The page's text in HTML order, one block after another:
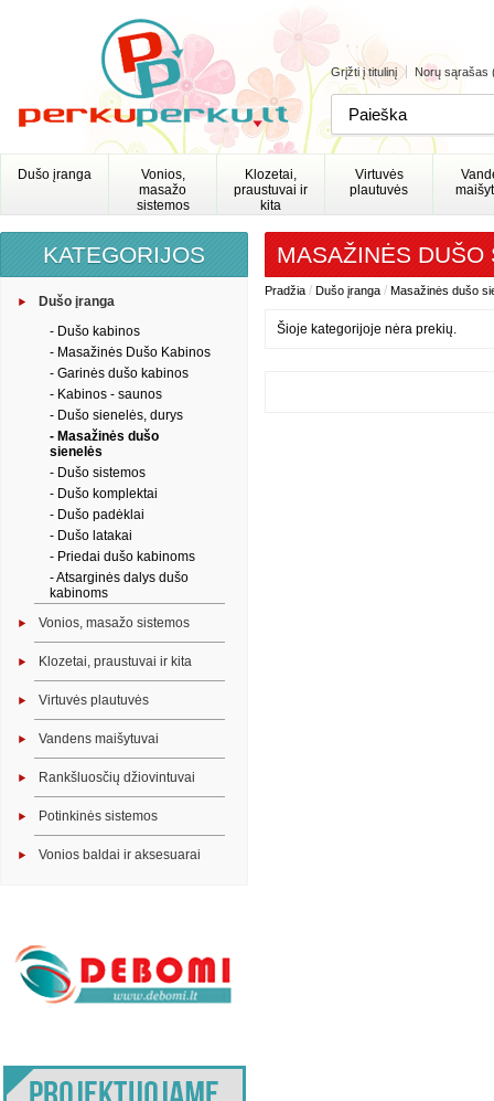
Grįžti į titulinį Norų sąrašas
Dušo įranga
Vonios,
masažo
sistemos
Klozetai,
praustuvai ir
kita
Virtuvės
plautuvės
KATEGORIJOS
Dušo įranga
- Dušo kabinos
- Masažinės Dušo Kabinos
- Garinės dušo kabinos
- Kabinos - saunos
- Dušo sienelės, durys
- Masažinės dušo
sienelės
- Dušo sistemos
- Dušo komplektai
- Dušo padėklai
- Dušo latakai
- Priedai dušo kabinoms
- Atsarginės dalys dušo
kabinoms
Vonios, masažo sistemos
Klozetai, praustuvai ir kita
Virtuvės plautuvės
Vandens maišytuvai
Rankšluosčių džiovintuvai
Potinkinės sistemos
Vonios baldai ir aksesuarai
MASAŽINĖS DUŠO
Pradžia / Dušo įranga / Masažinės dušo
Šioje kategorijoje nėra prekių.